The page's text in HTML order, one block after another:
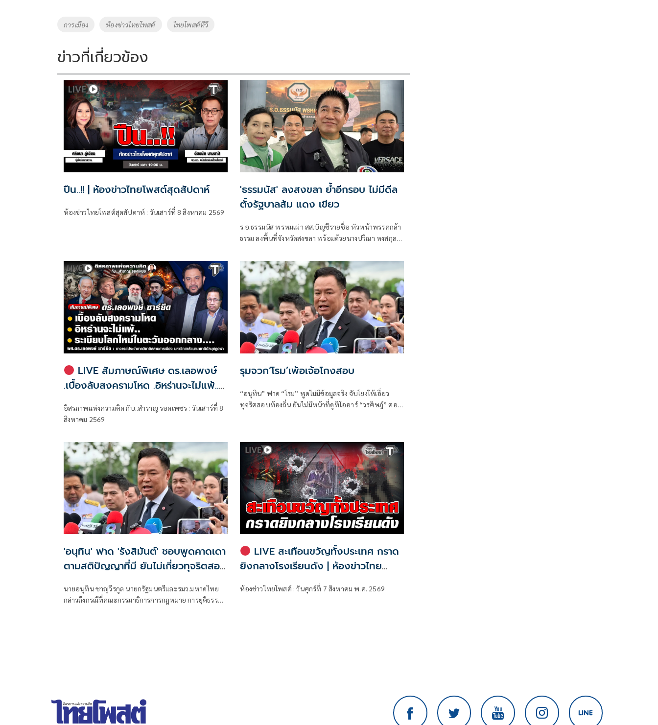
b
o
k
er y
Li
k
Tags
การเมือง ห้องข่าวไทยโพสต์ ไทยโพสต์ทีวี
ข่าวที่เกี่ยวข้อง
ปืน..!! | ห้องข่าวไทยโพสต์สุดสัปดาห์
ห้องข่าวไทยโพสต์สุดสัปดาห์ : วันเสาร์ที่ 8 สิงหาคม 2569
'ธรรมนัส' ลงสงขลา ย้ำอีกรอบ ไม่มีดีล
ตั้งรัฐบาลส้ม แดง เขียว
ร.อ.ธรรมนัส พรหมเผ่า สส.บัญชีรายชื่อ หัวหน้าพรรคกล้า
ธรรม ลงพื้นที่จังหวัดสงขลา พร้อมด้วยนางปวีณา หงสกุล
และสมาชิกพรรค ณ ที่ทำการนายเดชอิศม์ โดยมีการ
ประชุมหารือแนวทางการทำงานและขับเคลื่อนนโยบายใน
พื้นที่ ก่อนเดินทางต่อไปยังจังหวัดพัทลุง
LIVE สัมภาษณ์พิเศษ ดร.เลอพงษ์
.เบื้องลับสงครามโหด .อิหร่านจะไม่แพ้..
อิสรภาพแห่งความคิด กับ..สำราญ รอด
อิสรภาพแห่งความคิด กับ..สำราญ รอดเพชร : วันเสาร์ที่ 8
สิงหาคม 2569
รุมจวก‘โรม’เพ้อเจ้อโกงสอบ
“อนุทิน” ฟาด “โรม” พูดไม่มีข้อมูลจริง จับโยงให้เอี่ยว
ทุจริตสอบท้องถิ่น ยันไม่มีหน้าที่ดูทีโออาร์ “วรศิษฎ์” ตอก
'อนุทิน' ฟาด 'รังสิมันต์' ชอบพูดคาดเดา
ตามสติปัญญาที่มี ยันไม่เกี่ยวทุจริตสอบ
นายอนุทิน ชาญวีรกูล นายกรัฐมนตรีและรมว.มหาดไทย
กล่าวถึงกรณีที่คณะกรรมาธิการการกฎหมาย การยุติธรรม
LIVE สะเทือนขวัญทั้งประเทศ กราด
ยิงกลางโรงเรียนดัง | ห้องข่าวไทย
ห้องข่าวไทยโพสต์ : วันศุกร์ที่ 7 สิงหาคม พ.ศ. 2569